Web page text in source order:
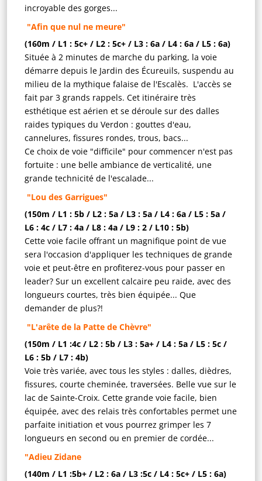
incroyable des gorges...
"Afin que nul ne meure"
(160m / L1 : 5c+ / L2 : 5c+ / L3 : 6a / L4 : 6a / L5 : 6a)
Située à 2 minutes de marche du parking, la voie
démarre depuis le Jardin des Écureuils, suspendu au
milieu de la mythique falaise de l'Escalès. L'accès se
fait par 3 grands rappels. Cet itinéraire très
esthétique est aérien et se déroule sur des dalles
raides typiques du Verdon : gouttes d'eau,
cannelures, fissures rondes, trous, bacs...
Ce choix de voie "difficile" pour commencer n'est pas
fortuite : une belle ambiance de verticalité, une
grande technicité de l'escalade...
"Lou des Garrigues"
(150m / L1 : 5b / L2 : 5a / L3 : 5a / L4 : 6a / L5 : 5a /
L6 : 4c / L7 : 4a / L8 : 4a / L9 : 2 / L10 : 5b)
Cette voie facile offrant un magnifique point de vue
sera l'occasion d'appliquer les techniques de grande
voie et peut-être en profiterez-vous pour passer en
leader? Sur un excellent calcaire peu raide, avec des
longueurs courtes, très bien équipée... Que
demander de plus?!
"L'arête de la Patte de Chèvre"
(150m / L1 :4c / L2 : 5b / L3 : 5a+ / L4 : 5a / L5 : 5c /
L6 : 5b / L7 : 4b)
Voie très variée, avec tous les styles : dalles, dièdres,
fissures, courte cheminée, traversées. Belle vue sur le
lac de Sainte-Croix. Cette grande voie facile, bien
équipée, avec des relais très confortables permet une
parfaite initiation et vous pourrez grimper les 7
longueurs en second ou en premier de cordée...
"Adieu Zidane
(140m / L1 :5b+ / L2 : 6a / L3 :5c / L4 : 5c+ / L5 : 6a)